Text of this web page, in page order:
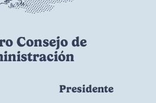
Consejo de
Presidente